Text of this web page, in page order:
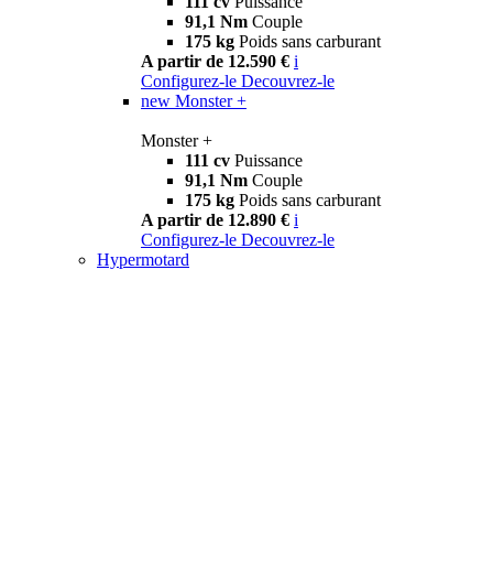
91,1 Nm Couple
175 kg Poids sans carburant
A partir de 12.590 € i
Configurez-le Decouvrez-le
new Monster +
Monster +
111 cv Puissance
91,1 Nm Couple
175 kg Poids sans carburant
A partir de 12.890 € i
Configurez-le Decouvrez-le
Hypermotard